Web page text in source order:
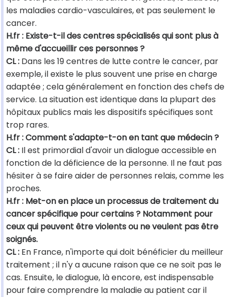
les maladies cardio-vasculaires, et pas seulement le
cancer.
H.fr : Existe-t-il des centres spécialisés qui sont plus à
même d'accueillir ces personnes ?
CL : Dans les 19 centres de lutte contre le cancer, par
exemple, il existe le plus souvent une prise en charge
adaptée ; cela généralement en fonction des chefs de
service. La situation est identique dans la plupart des
hôpitaux publics mais les dispositifs spécifiques sont
trop rares.
H.fr : Comment s'adapte-t-on en tant que médecin ?
CL : Il est primordial d'avoir un dialogue accessible en
fonction de la déficience de la personne. Il ne faut pas
hésiter à se faire aider de personnes relais, comme les
proches.
H.fr : Met-on en place un processus de traitement du
cancer spécifique pour certains ? Notamment pour
ceux qui peuvent être violents ou ne veulent pas être
soignés.
CL : En France, n'importe qui doit bénéficier du meilleur
traitement ; il n'y a aucune raison que ce ne soit pas le
cas. Ensuite, le dialogue, là encore, est indispensable
pour faire comprendre la maladie au patient car il